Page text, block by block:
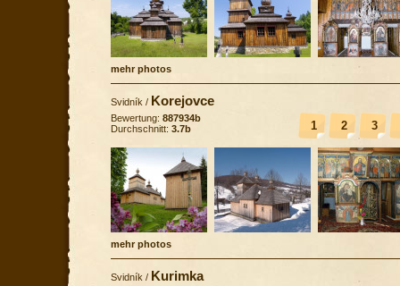
mehr photos
Svidník / Korejovce
1 2 3
Bewertung: 887934b
Durchschnitt: 3.7b
mehr photos
Svidník / Kurimka